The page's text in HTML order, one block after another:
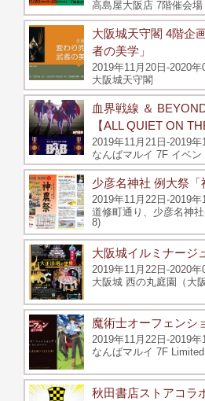
高島屋大阪店 7階催会場
大阪城天守閣 4階企
者の美学」
2019年11月20日-2020年
大阪城天守閣
血界戦線 ＆
【ALL QUIET ON
2019年11月21日-2019年
なんばマルイ 7F イベン
少彦名神社 例大祭「
2019年11月22日-2019年
道修町通り、少彦名神
8)
大阪城イルミナージ
2019年11月22日-2020年
大阪城 西の丸庭園（大
魔術士オーフェンシ
2019年11月22日-2019年
なんばマルイ 7F
秋田書店ストアコラ